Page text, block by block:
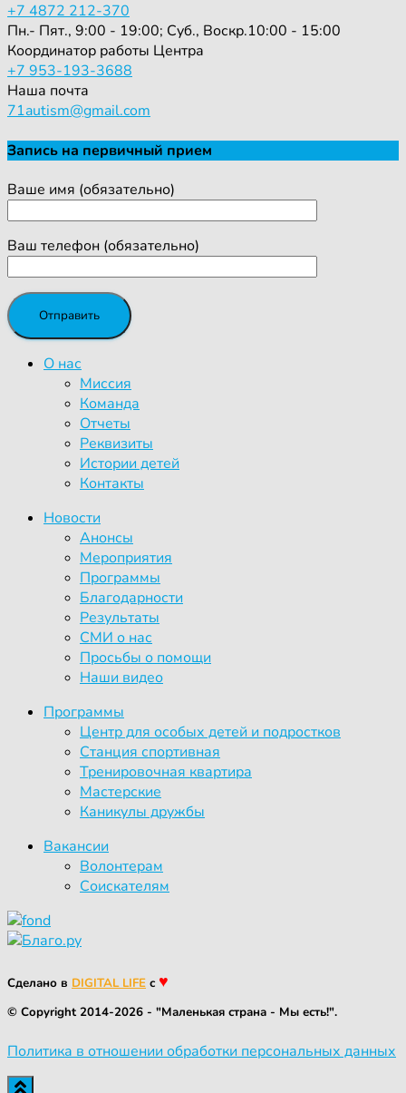
+7 4872 212-370
Пн.- Пят., 9:00 - 19:00; Суб., Воскр.10:00 - 15:00
Координатор работы Центра
+7 953-193-3688
Наша почта
71autism@gmail.com
Запись на первичный прием
Ваше имя (обязательно)
Ваш телефон (обязательно)
О нас
Миссия
Команда
Отчеты
Реквизиты
Истории детей
Контакты
Новости
Анонсы
Мероприятия
Программы
Благодарности
Результаты
СМИ о нас
Просьбы о помощи
Наши видео
Программы
Центр для особых детей и подростков
Станция спортивная
Тренировочная квартира
Мастерские
Каникулы дружбы
Вакансии
Волонтерам
Соискателям
Сделано в DIGITAL LIFE с ♥
© Copyright 2014-2026 - "Маленькая страна - Мы есть!".
Политика в отношении обработки персональных данных